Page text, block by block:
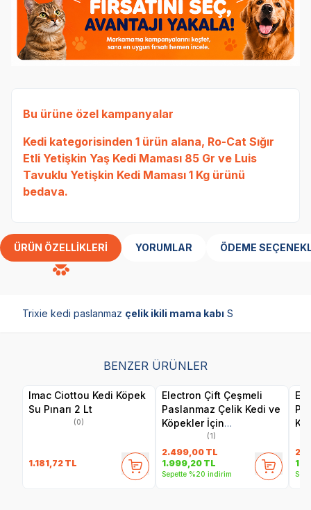
Bu ürüne özel kampanyalar
Kedi kategorisinden 1 ürün alana, Ro-Cat Sığır
Etli Yetişkin Yaş Kedi Maması 85 Gr ve Luis
Tavuklu Yetişkin Kedi Maması 1 Kg ürünü
bedava.
ÜRÜN ÖZELLIKLERI YORUMLAR ÖDEME
Trixie kedi paslanmaz çelik ikili mama kabı S
BENZER ÜRÜNLER
Imac Ciottou Kedi Köpek
Su Pınarı 2 Lt
(0)
1.181,72 TL
Electron Çift Çeşmeli
Paslanmaz Çelik Kedi ve
Köpekler İçin
Otomatik Su Pınarı 3.2 L
(1)
2.499,00 TL
1.999,20 TL
Sepette %20 indirim